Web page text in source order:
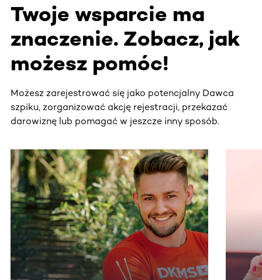
Twoje wsparcie ma
znaczenie. Zobacz, jak
możesz pomóc!
Możesz zarejestrować się jako potencjalny Dawca
szpiku, zorganizować akcję rejestracji, przekazać
darowiznę lub pomagać w jeszcze inny sposób.
Ta sekcja zawiera treści przewijane w poziomie. Użyj